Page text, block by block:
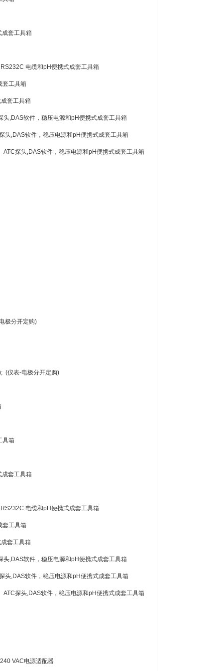
成套工具箱
电缆和pH便携式成套工具箱
套工具箱
套工具箱
,DAS软件，稳压电源和pH便携式成套工具箱
,DAS软件，稳压电源和pH便携式成套工具箱
探头,DAS软件，稳压电源和pH便携式成套工具箱
极分开定购)
(仪表-电极分开定购)
具箱
成套工具箱
电缆和pH便携式成套工具箱
套工具箱
套工具箱
,DAS软件，稳压电源和pH便携式成套工具箱
,DAS软件，稳压电源和pH便携式成套工具箱
探头,DAS软件，稳压电源和pH便携式成套工具箱
VAC电源适配器